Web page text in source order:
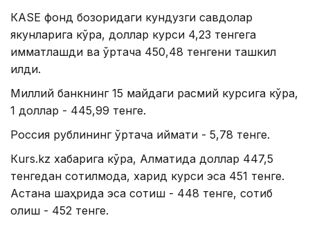
КАSЕ фонд бозоридаги кундузги савдолар
якунларига кўра, доллар курси 4,23 тенгега
қимматлашди ва ўртача 450,48 тенгени ташкил
қилди.
Миллий банкнинг 15 майдаги расмий курсига кўра,
1 доллар - 445,99 тенге.
Россия рублининг ўртача қиймати - 5,78 тенге.
Кurs.kz хабарига кўра, Алматида доллар 447,5
тенгедан сотилмоқда, харид курси эса 451 тенге.
Астана шаҳрида эса сотиш - 448 тенге, сотиб
олиш - 452 тенге.